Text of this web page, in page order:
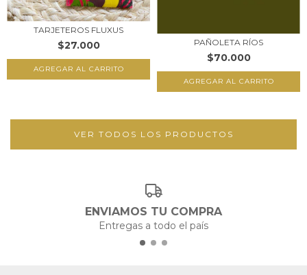
TARJETEROS FLUXUS
$27.000
AGREGAR AL CARRITO
PAÑOLETA RÍOS
$70.000
VER TODOS LOS PRODUCTOS
ENVIAMOS TU COMPRA
Entregas a todo el país